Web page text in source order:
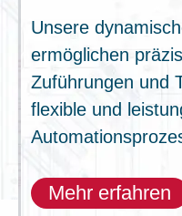
Unsere
ermöglichen
Zuführungen und
flexible und
Mehr erfahren